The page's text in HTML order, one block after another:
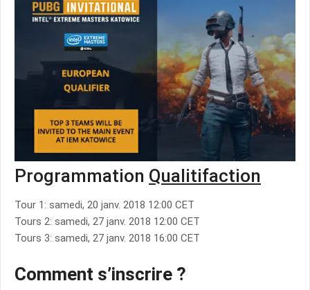
Programmation Qualitifaction
Tour 1: samedi, 20 janv. 2018 12:00 CET
Tours 2: samedi, 27 janv. 2018 12:00 CET
Tours 3: samedi, 27 janv. 2018 16:00 CET
Comment s’inscrire ?